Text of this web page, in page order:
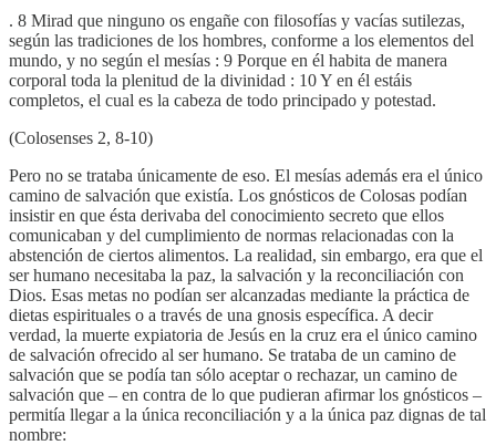
. 8 Mirad que ninguno os engañe con filosofías y vacías sutilezas,
según las tradiciones de los hombres, conforme a los elementos del
mundo, y no según el mesías : 9 Porque en él habita de manera
corporal toda la plenitud de la divinidad : 10 Y en él estáis
completos, el cual es la cabeza de todo principado y potestad.
(Colosenses 2, 8-10)
Pero no se trataba únicamente de eso. El mesías además era el único
camino de salvación que existía. Los gnósticos de Colosas podían
insistir en que ésta derivaba del conocimiento secreto que ellos
comunicaban y del cumplimiento de normas relacionadas con la
abstención de ciertos alimentos. La realidad, sin embargo, era que el
ser humano necesitaba la paz, la salvación y la reconciliación con
Dios. Esas metas no podían ser alcanzadas mediante la práctica de
dietas espirituales o a través de una gnosis específica. A decir
verdad, la muerte expiatoria de Jesús en la cruz era el único camino
de salvación ofrecido al ser humano. Se trataba de un camino de
salvación que se podía tan sólo aceptar o rechazar, un camino de
salvación que – en contra de lo que pudieran afirmar los gnósticos –
permitía llegar a la única reconciliación y a la única paz dignas de tal
nombre: